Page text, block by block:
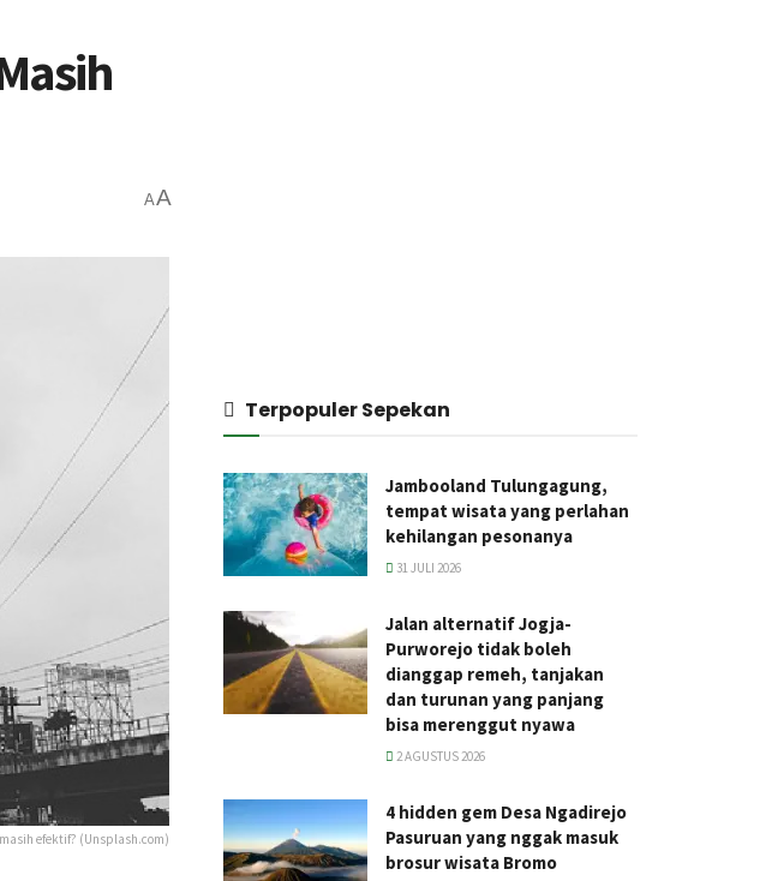
AA
efektif? (Unsplash.com)
Terpopuler Sepekan
Jambooland Tulungagung,
tempat wisata yang perlahan
kehilangan pesonanya
31 JULI 2026
Jalan alternatif Jogja-
Purworejo tidak boleh
dianggap remeh, tanjakan
dan turunan yang panjang
bisa merenggut nyawa
2 AGUSTUS 2026
4 hidden gem Desa Ngadirejo
Pasuruan yang nggak masuk
brosur wisata Bromo